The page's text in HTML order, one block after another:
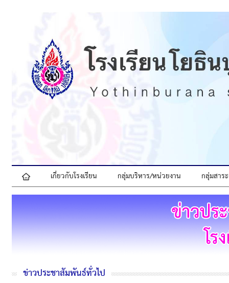
 เกี่ยวกับโรงเรียน กลุ่มบริหาร/หน่วยงาน กลุ่มสาร
ข่าวประชาสัมพันธ์ทั่วไป